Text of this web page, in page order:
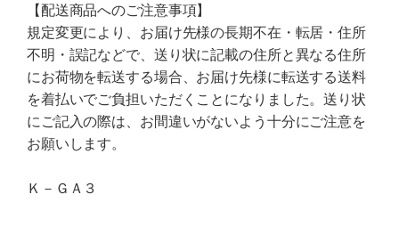
【配送商品へのご注意事項】
規定変更により、お届け先様の長期不在・転居・住所
不明・誤記などで、送り状に記載の住所と異なる住所
にお荷物を転送する場合、お届け先様に転送する送料
を着払いでご負担いただくことになりました。送り状
にご記入の際は、お間違いがないよう十分にご注意を
お願いします。
Ｋ－ＧＡ３